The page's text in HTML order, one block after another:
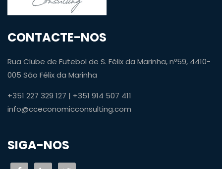
CONTACTE-NOS
Rua Clube de Futebol de S. Félix da Marinha, nº59, 4410-
005 São Félix da Marinha
+351 227 329 127 | +351 914 507 411
info@cceconomicconsulting.com
SIGA-NOS